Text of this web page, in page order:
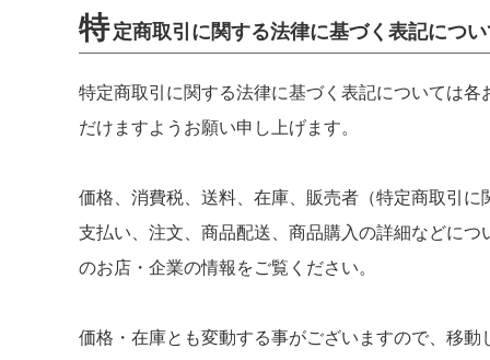
特定商取引に関する法律に基づく表記につい
特定商取引に関する法律に基づく表記については
だけますようお願い申し上げます。
価格、消費税、送料、在庫、販売者（特定商取引
支払い、注文、商品配送、商品購入の詳細などに
のお店・企業の情報 をご覧ください。
価格・在庫とも変動する事がございますので、移